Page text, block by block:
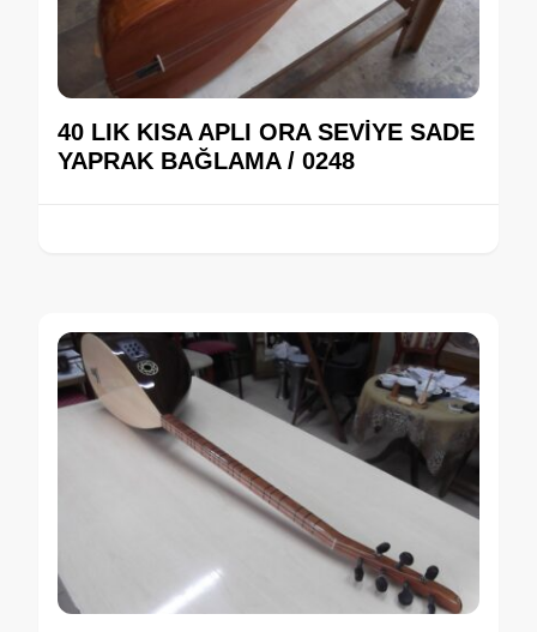
40 LIK KISA APLI ORA SEVİYE SADE
YAPRAK BAĞLAMA / 0248